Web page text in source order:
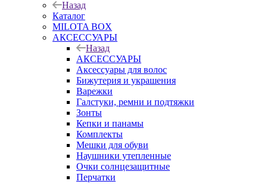
Назад
Каталог
MILOTA BOX
АКСЕССУАРЫ
Назад
АКСЕССУАРЫ
Аксессуары для волос
Бижутерия и украшения
Варежки
Галстуки, ремни и подтяжки
Зонты
Кепки и панамы
Комплекты
Мешки для обуви
Наушники утепленные
Очки солнцезащитные
Перчатки